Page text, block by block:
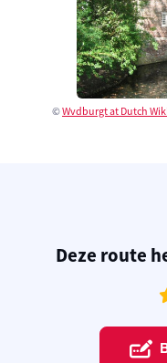
©Wvdburgt at Dutch
Deze route